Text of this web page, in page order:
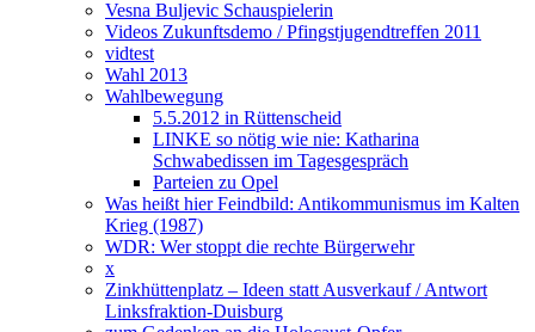
Vesna Buljevic Schauspielerin
Videos Zukunftsdemo / Pfingstjugendtreffen 2011
vidtest
Wahl 2013
Wahlbewegung
5.5.2012 in Rüttenscheid
LINKE so nötig wie nie: Katharina
Schwabedissen im Tagesgespräch
Parteien zu Opel
Was heißt hier Feindbild: Antikommunismus im Kalten
Krieg (1987)
WDR: Wer stoppt die rechte Bürgerwehr
x
Zinkhüttenplatz – Ideen statt Ausverkauf / Antwort
Linksfraktion-Duisburg